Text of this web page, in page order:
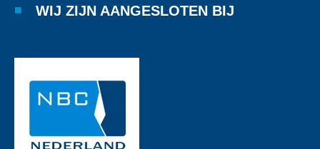
WIJ ZIJN AANGESLOTEN BIJ